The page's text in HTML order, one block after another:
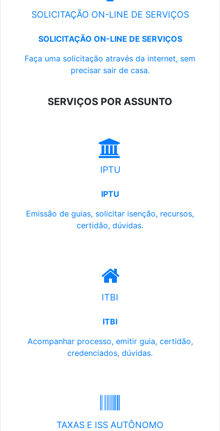
SOLICITAÇÃO ON-LINE DE SERVIÇOS
SOLICITAÇÃO ON-LINE DE SERVIÇOS
Faça uma solicitação através da internet, sem
precisar sair de casa.
SERVIÇOS POR ASSUNTO
IPTU
IPTU
Emissão de guias, solicitar isenção, recursos,
certidão, dúvidas.
ITBI
ITBI
Acompanhar processo, emitir guia, certidão,
credenciados, dúvidas.
TAXAS E ISS AUTÔNOMO